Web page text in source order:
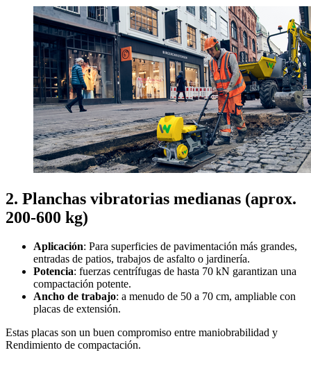
2. Planchas vibratorias medianas (aprox.
200-600 kg)
Aplicación: Para superficies de pavimentación más grandes,
entradas de patios, trabajos de asfalto o jardinería.
Potencia: fuerzas centrífugas de hasta 70 kN garantizan una
compactación potente.
Ancho de trabajo: a menudo de 50 a 70 cm, ampliable con
placas de extensión.
Estas placas son un buen compromiso entre maniobrabilidad y
Rendimiento de compactación.